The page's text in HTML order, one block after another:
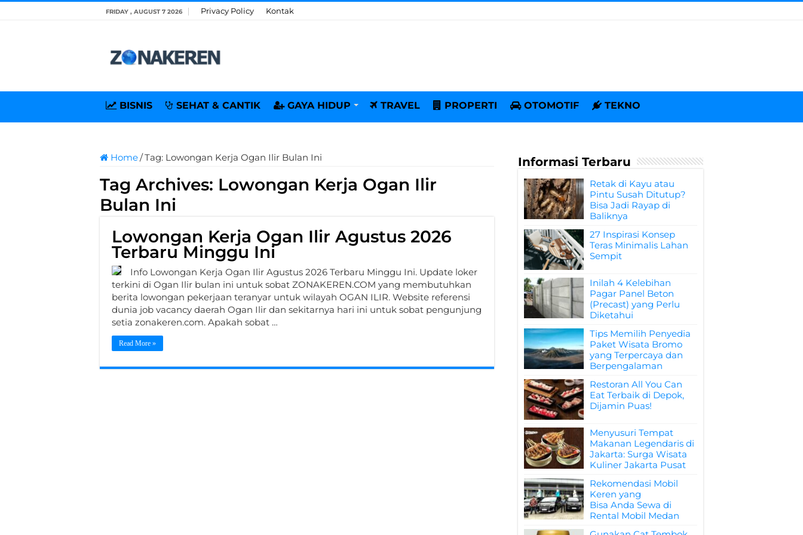
FRIDAY , AUGUST 7 2026 Privacy Policy Kontak
BISNIS SEHAT & CANTIK GAYA HIDUP TRAVEL PROPERTI OTOMOTIF TEKNO
Home/Tag: Lowongan Kerja Ogan Ilir Bulan Ini
Tag Archives: Lowongan Kerja Ogan Ilir
Bulan Ini
Lowongan Kerja Ogan Ilir Agustus 2026
Terbaru Minggu Ini
Info Lowongan Kerja Ogan Ilir Agustus 2026 Terbaru Minggu Ini. Update loker
terkini di Ogan Ilir bulan ini untuk sobat ZONAKEREN.COM yang membutuhkan
berita lowongan pekerjaan teranyar untuk wilayah OGAN ILIR. Website referensi
dunia job vacancy daerah Ogan Ilir dan sekitarnya hari ini untuk sobat pengunjung
setia zonakeren.com. Apakah sobat …
Read More »
Informasi Terbaru
Retak di Kayu atau
Pintu Susah Ditutup?
Bisa Jadi Rayap di
Baliknya
27 Inspirasi Konsep
Teras Minimalis Lahan
Sempit
Inilah 4 Kelebihan
Pagar Panel Beton
(Precast) yang Perlu
Diketahui
Tips Memilih Penyedia
Paket Wisata Bromo
yang Terpercaya dan
Berpengalaman
Restoran All You Can
Eat Terbaik di Depok,
Dijamin Puas!
Menyusuri Tempat
Makanan Legendaris di
Jakarta: Surga Wisata
Kuliner Jakarta Pusat
Rekomendasi Mobil
Keren yang
Bisa Anda Sewa di
Rental Mobil Medan